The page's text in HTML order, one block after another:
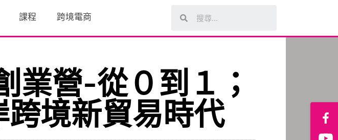
課程 跨境電商
業營-從０到１；
境新貿易時代